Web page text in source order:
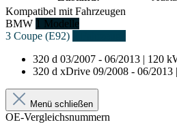
Kompatibel mit Fahrzeugen
BMW 1 Modelle
3 Coupe (E92)
320 d 03/2007 - 06/2013 | 120
320 d xDrive 09/2008 - 06/2013
Menü schließen
OE-Vergleichsnummern